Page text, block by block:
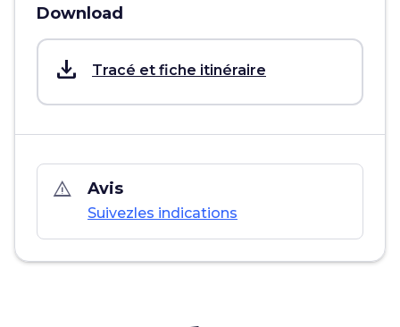
Download
save_alt Tracé et fiche itinéraire
warning_amber Avis
Suivezles indications